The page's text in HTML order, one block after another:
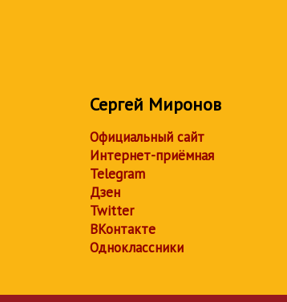
Сергей Миронов
Официальный сайт
Интернет-приёмная
Telegram
Дзен
Twitter
ВКонтакте
Одноклассники